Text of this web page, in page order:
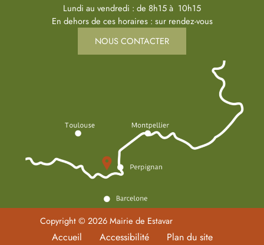
Lundi au vendredi : de 8h15 à 10h15
En dehors de ces horaires : sur rendez-vous
NOUS CONTACTER
Copyright © 2026 Mairie de Estavar
Accueil Accessibilité
Plan du site